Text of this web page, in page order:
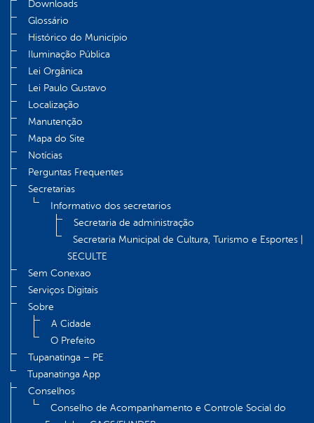
Downloads
Glossário
Histórico do Município
Iluminação Pública
Lei Orgânica
Lei Paulo Gustavo
Localização
Manutenção
Mapa do Site
Notícias
Perguntas Frequentes
Secretarias
Informativo dos secretarios
Secretaria de administração
Secretaria Municipal de Cultura, Turismo e Esportes |
SECULTE
Sem Conexao
Serviços Digitais
Sobre
A Cidade
O Prefeito
Tupanatinga – PE
Tupanatinga App
Conselhos
Conselho de Acompanhamento e Controle Social do